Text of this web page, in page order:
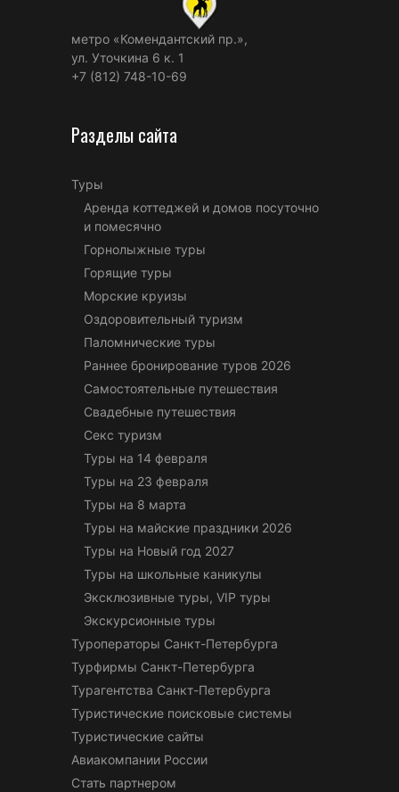
метро «Комендантский пр.»,
ул. Уточкина 6 к. 1
+7 (812) 748-10-69
Разделы сайта
Туры
Аренда коттеджей и домов посуточно
и помесячно
Горнолыжные туры
Горящие туры
Морские круизы
Оздоровительный туризм
Паломнические туры
Раннее бронирование туров 2026
Самостоятельные путешествия
Свадебные путешествия
Секс туризм
Туры на 14 февраля
Туры на 23 февраля
Туры на 8 марта
Туры на майские праздники 2026
Туры на Новый год 2027
Туры на школьные каникулы
Эксклюзивные туры, VIP туры
Экскурсионные туры
Туроператоры Санкт-Петербурга
Турфирмы Санкт-Петербурга
Турагентства Санкт-Петербурга
Туристические поисковые системы
Туристические сайты
Авиакомпании России
Стать партнером